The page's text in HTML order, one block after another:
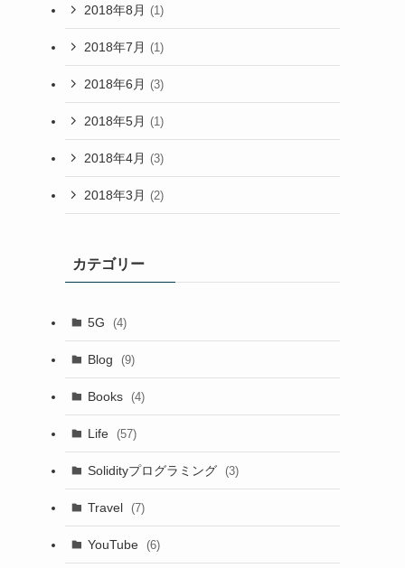
2018年8月 (1)
2018年7月 (1)
2018年6月 (3)
2018年5月 (1)
2018年4月 (3)
2018年3月 (2)
カテゴリー
5G (4)
Blog (9)
Books (4)
Life (57)
Solidityプログラミング (3)
Travel (7)
YouTube (6)